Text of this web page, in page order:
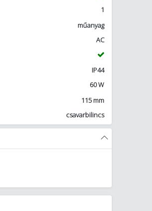
1
műanyag
AC
IP44
60 W
115 mm
csavarbilincs